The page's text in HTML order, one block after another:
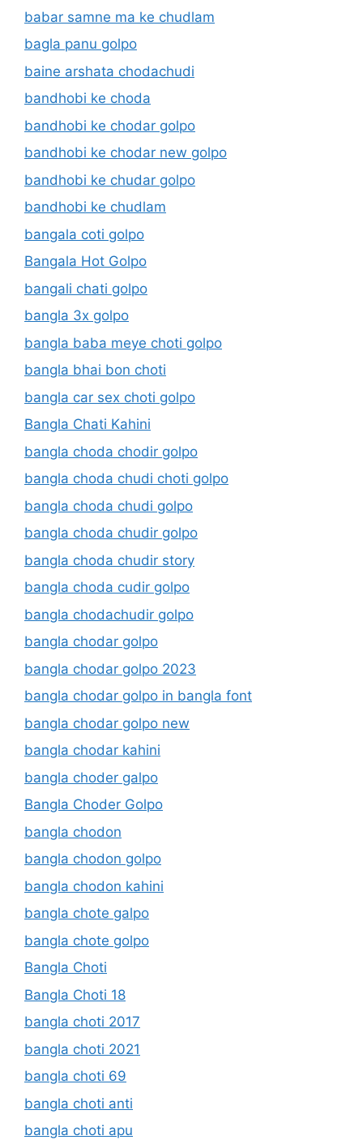
babar samne ma ke chudlam
bagla panu golpo
baine arshata chodachudi
bandhobi ke choda
bandhobi ke chodar golpo
bandhobi ke chodar new golpo
bandhobi ke chudar golpo
bandhobi ke chudlam
bangala coti golpo
Bangala Hot Golpo
bangali chati golpo
bangla 3x golpo
bangla baba meye choti golpo
bangla bhai bon choti
bangla car sex choti golpo
Bangla Chati Kahini
bangla choda chodir golpo
bangla choda chudi choti golpo
bangla choda chudi golpo
bangla choda chudir golpo
bangla choda chudir story
bangla choda cudir golpo
bangla chodachudir golpo
bangla chodar golpo
bangla chodar golpo 2023
bangla chodar golpo in bangla font
bangla chodar golpo new
bangla chodar kahini
bangla choder galpo
Bangla Choder Golpo
bangla chodon
bangla chodon golpo
bangla chodon kahini
bangla chote galpo
bangla chote golpo
Bangla Choti
Bangla Choti 18
bangla choti 2017
bangla choti 2021
bangla choti 69
bangla choti anti
bangla choti apu